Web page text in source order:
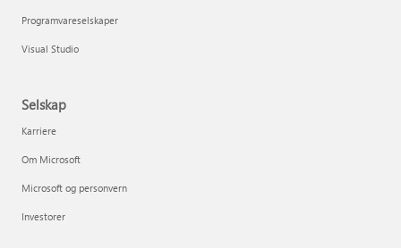
Programvareselskaper
Visual Studio
Selskap
Karriere
Om Microsoft
Microsoft og personvern
Investorer